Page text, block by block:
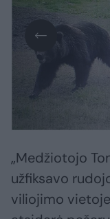
„Medžiotojo
užfiksavo
viliojimo